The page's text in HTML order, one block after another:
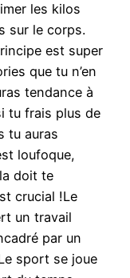
les kilos
sur le corps.
est super
que tu n’en
tendance à
tu frais plus de
tu auras
loufoque,
doit te
crucial !Le
un travail
par un
sport se joue